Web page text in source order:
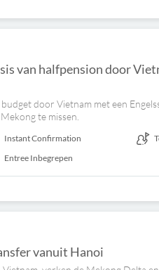
van halfpension door
door Vietnam met een
te missen.
Instant Confirmation
Entree Inbegrepen
vanuit Hanoi